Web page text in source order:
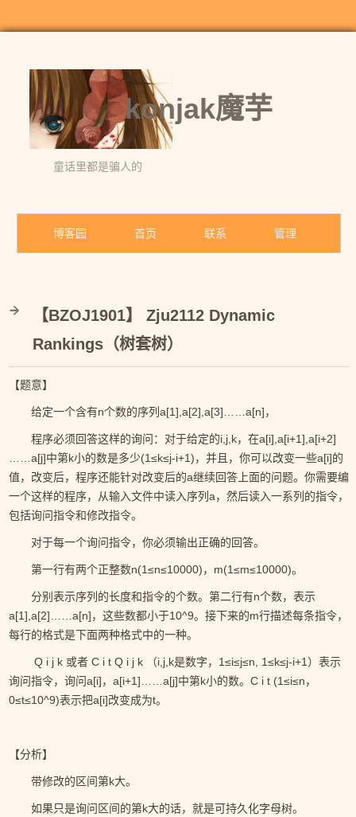
konjak魔芋
童话里都是骗人的
博客园 首页 联系 管理
【BZOJ1901】 Zju2112 Dynamic
Rankings（树套树）
【题意】
给定一个含有n个数的序列a[1],a[2],a[3]……a[n]，
程序必须回答这样的询问：对于给定的i,j,k，在a[i],a[i+1],a[i+2]
……a[j]中第k小的数是多少(1≤k≤j-i+1)，并且，你可以改变一些a[i]的
值，改变后，程序还能针对改变后的a继续回答上面的问题。你需要编
一个这样的程序，从输入文件中读入序列a，然后读入一系列的指令，
包括询问指令和修改指令。
对于每一个询问指令，你必须输出正确的回答。
第一行有两个正整数n(1≤n≤10000)，m(1≤m≤10000)。
分别表示序列的长度和指令的个数。第二行有n个数，表示
a[1],a[2]……a[n]，这些数都小于10^9。接下来的m行描述每条指令，
每行的格式是下面两种格式中的一种。
Q i j k 或者 C i t Q i j k （i,j,k是数字，1≤i≤j≤n, 1≤k≤j-i+1）表示
询问指令，询问a[i]，a[i+1]……a[j]中第k小的数。C i t (1≤i≤n，
0≤t≤10^9)表示把a[i]改变成为t。
【分析】
带修改的区间第k大。
如果只是询问区间的第k大的话，就是可持久化字母树。